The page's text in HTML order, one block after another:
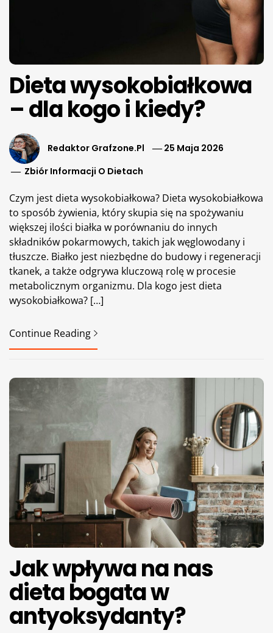
Dieta wysokobiałkowa
– dla kogo i kiedy?
Redaktor Grafzone.pl
25 Maja 2026
Zbiór Informacji O Dietach
Czym jest dieta wysokobiałkowa? Dieta wysokobiałkowa
to sposób żywienia, który skupia się na spożywaniu
większej ilości białka w porównaniu do innych
składników pokarmowych, takich jak węglowodany i
tłuszcze. Białko jest niezbędne do budowy i regeneracji
tkanek, a także odgrywa kluczową rolę w procesie
metabolicznym organizmu. Dla kogo jest dieta
wysokobiałkowa? […]
Continue Reading
Jak wpływa na nas
dieta bogata w
antyoksydanty?